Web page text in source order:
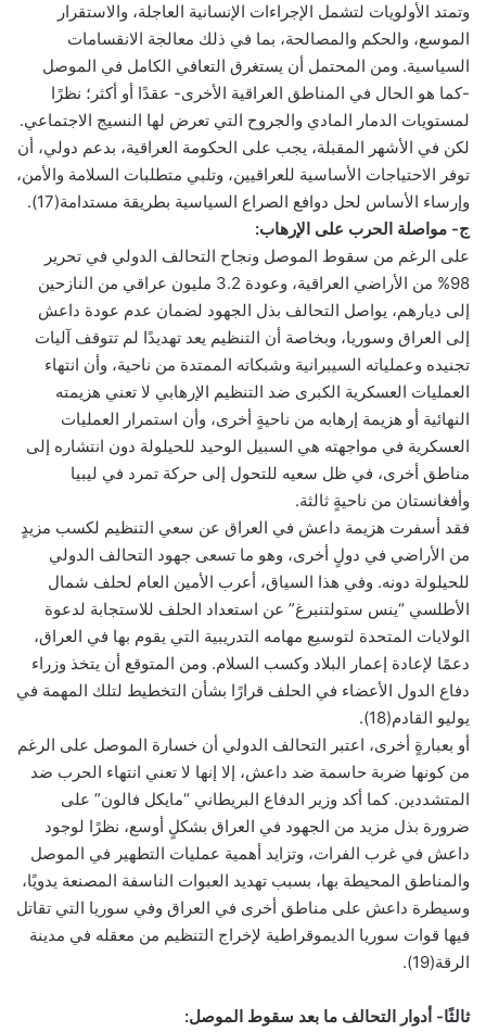
وتمتد الأولويات لتشمل الإجراءات الإنسانية العاجلة، والاستقرار
الموسع، والحكم والمصالحة، بما في ذلك معالجة اﻻﻧﻘﺴﺎﻣﺎت
السياسية. ومن المحتمل أن يستغرق التعافي الكامل في الموصل
-كما هو الحال في المناطق العراقية الأخرى- عقدًا أو أكثر؛ نظرًا
لمستويات الدمار المادي والجروح التي تعرض لها النسيج الاجتماعي.
لكن في الأشهر المقبلة، يجب على الحكومة العراقية، بدعم دولي، أن
توفر الاحتياجات الأساسية للعراقيين، وتلبي متطلبات السلامة والأمن،
وإرساء الأساس لحل دوافع الصراع السياسية بطريقة مستدامة(17).
ج- مواصلة الحرب على الإرهاب:
على الرغم من سقوط الموصل ونجاح التحالف الدولي في تحرير
98% من الأراضي العراقية، وعودة 3.2 مليون عراقي من النازحين
إلى ديارهم، يواصل التحالف بذل الجهود لضمان عدم عودة داعش
إلى العراق وسوريا، وبخاصة أن التنظيم يعد تهديدًا لم تتوقف آليات
تجنيده وعملياته السيبرانية وشبكاته الممتدة من ناحية، وأن انتهاء
العمليات العسكرية الكبرى ضد التنظيم الإرهابي لا تعني هزيمته
النهائية أو هزيمة إرهابه من ناحيةٍ أخرى، وأن استمرار العمليات
العسكرية في مواجهته هي السبيل الوحيد للحيلولة دون انتشاره إلى
مناطق أخرى، في ظل سعيه للتحول إلى حركة تمرد في ليبيا
وأفغانستان من ناحيةٍ ثالثة.
فقد أسفرت هزيمة داعش في العراق عن سعي التنظيم لكسب مزيدٍ
من الأراضي في دولٍ أخرى، وهو ما تسعى جهود التحالف الدولي
للحيلولة دونه. وفي هذا السياق، أعرب الأمين العام لحلف شمال
الأطلسي “ينس ستولتنبرغ” عن استعداد الحلف للاستجابة لدعوة
الولايات المتحدة لتوسيع مهامه التدريبية التي يقوم بها في العراق،
دعمًا لإعادة إعمار البلاد وكسب السلام. ومن المتوقع أن يتخذ وزراء
دفاع الدول الأعضاء في الحلف قرارًا بشأن التخطيط لتلك المهمة في
يوليو القادم(18).
أو بعبارةٍ أخرى، اعتبر التحالف الدولي أن خسارة الموصل على الرغم
من كونها ضربة حاسمة ضد داعش، إلا إنها لا تعني انتهاء الحرب ضد
المتشددين. كما أكد وزير الدفاع البريطاني “مايكل فالون” على
ضرورة بذل مزيد من الجهود في العراق بشكلٍ أوسع، نظرًا لوجود
داعش في غرب الفرات، وتزايد أهمية عمليات التطهير في الموصل
والمناطق المحيطة بها، بسبب تهديد العبوات الناسفة المصنعة يدويًا،
وسيطرة داعش على مناطق أخرى في العراق وفي سوريا التي تقاتل
فيها قوات سوريا الديموقراطية لإخراج التنظيم من معقله في مدينة
الرقة(19).
ثالثًا- أدوار التحالف ما بعد سقوط الموصل: